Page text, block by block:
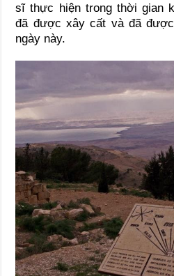
sĩ thực hiện trong thời gian
đã được xây cất và đã
ngày này.